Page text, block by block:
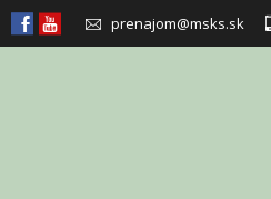
prenajom@msks.sk